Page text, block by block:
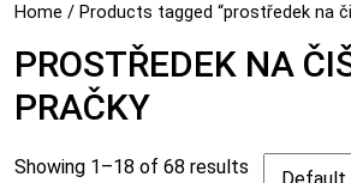
Home / Products tagged “prostředek na
PROSTŘEDEK NA
PRAČKY
Showing 1–18 of 68 results